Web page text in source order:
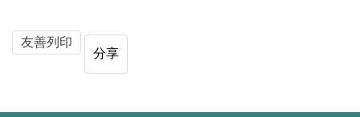
友善列印
分享